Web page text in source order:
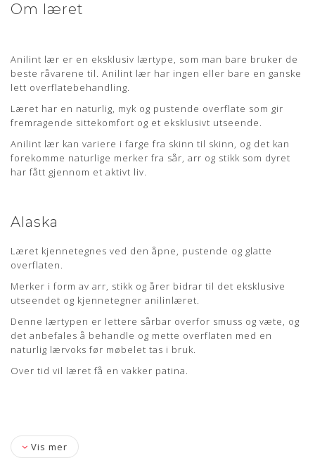
Om læret
Anilint lær er en eksklusiv lærtype, som man bare bruker de
beste råvarene til. Anilint lær har ingen eller bare en ganske
lett overflatebehandling.
Læret har en naturlig, myk og pustende overflate som gir
fremragende sittekomfort og et eksklusivt utseende.
Anilint lær kan variere i farge fra skinn til skinn, og det kan
forekomme naturlige merker fra sår, arr og stikk som dyret
har fått gjennom et aktivt liv.
Alaska
Læret kjennetegnes ved den åpne, pustende og glatte
overflaten.
Merker i form av arr, stikk og årer bidrar til det eksklusive
utseendet og kjennetegner anilinlæret.
Denne lærtypen er lettere sårbar overfor smuss og væte, og
det anbefales å behandle og mette overflaten med en
naturlig lærvoks før møbelet tas i bruk.
Over tid vil læret få en vakker patina.
Vis mer